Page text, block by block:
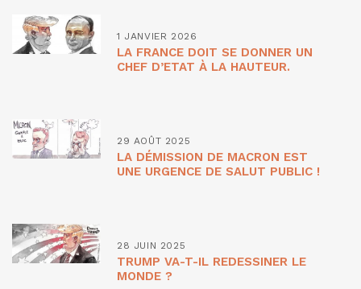
1 JANVIER 2026
LA FRANCE DOIT SE DONNER UN
CHEF D’ETAT À LA HAUTEUR.
29 AOÛT 2025
LA DÉMISSION DE MACRON EST
UNE URGENCE DE SALUT PUBLIC !
28 JUIN 2025
TRUMP VA-T-IL REDESSINER LE
MONDE ?